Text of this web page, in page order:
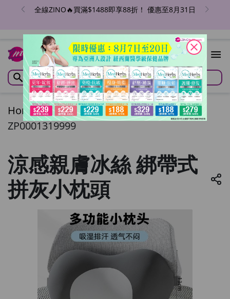
全線ZINO🔥買滿$1488即享88折！ 優惠至8月31日
Home/涼感親膚冰絲 綁帶式拼灰小枕頭
ZP0001319999
涼感親膚冰絲 綁帶式
拼灰小枕頭
close